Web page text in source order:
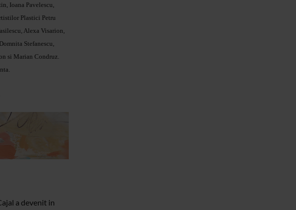
Ioana Pavelescu,
Plastici Petru
Alexa Visarion,
Stefanescu,
si Marian Condruz.
a devenit in